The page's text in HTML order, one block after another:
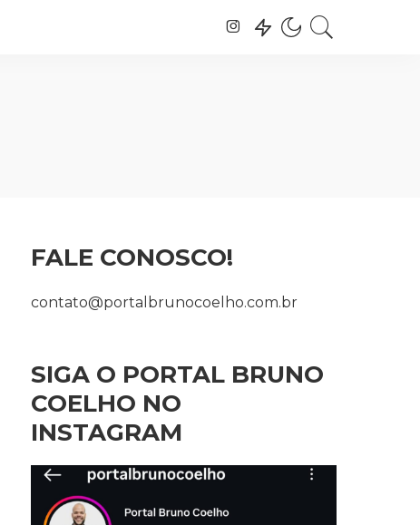
FALE CONOSCO!
contato@portalbrunocoelho.com.br
SIGA O PORTAL BRUNO
COELHO NO
INSTAGRAM